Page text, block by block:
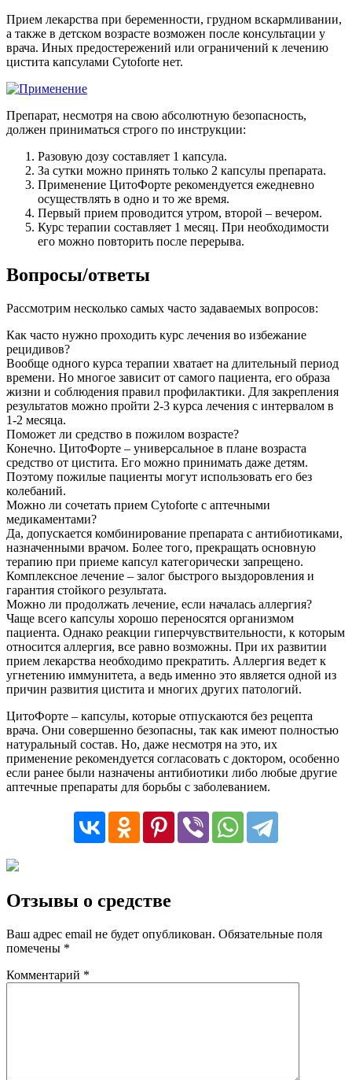
Прием лекарства при беременности, грудном вскармливании,
а также в детском возрасте возможен после консультации у
врача. Иных предостережений или ограничений к лечению
цистита капсулами Сytoforte нет.
Препарат, несмотря на свою абсолютную безопасность,
должен приниматься строго по инструкции:
Разовую дозу составляет 1 капсула.
За сутки можно принять только 2 капсулы препарата.
Применение ЦитоФорте рекомендуется ежедневно
осуществлять в одно и то же время.
Первый прием проводится утром, второй – вечером.
Курс терапии составляет 1 месяц. При необходимости
его можно повторить после перерыва.
Вопросы/ответы
Рассмотрим несколько самых часто задаваемых вопросов:
Как часто нужно проходить курс лечения во избежание
рецидивов?
Вообще одного курса терапии хватает на длительный период
времени. Но многое зависит от самого пациента, его образа
жизни и соблюдения правил профилактики. Для закрепления
результатов можно пройти 2-3 курса лечения с интервалом в
1-2 месяца.
Поможет ли средство в пожилом возрасте?
Конечно. ЦитоФорте – универсальное в плане возраста
средство от цистита. Его можно принимать даже детям.
Поэтому пожилые пациенты могут использовать его без
колебаний.
Можно ли сочетать прием Сytoforte с аптечными
медикаментами?
Да, допускается комбинирование препарата с антибиотиками,
назначенными врачом. Более того, прекращать основную
терапию при приеме капсул категорически запрещено.
Комплексное лечение – залог быстрого выздоровления и
гарантия стойкого результата.
Можно ли продолжать лечение, если началась аллергия?
Чаще всего капсулы хорошо переносятся организмом
пациента. Однако реакции гиперчувствительности, к которым
относится аллергия, все равно возможны. При их развитии
прием лекарства необходимо прекратить. Аллергия ведет к
угнетению иммунитета, а ведь именно это является одной из
причин развития цистита и многих других патологий.
ЦитоФорте – капсулы, которые отпускаются без рецепта
врача. Они совершенно безопасны, так как имеют полностью
натуральный состав. Но, даже несмотря на это, их
применение рекомендуется согласовать с доктором, особенно
если ранее были назначены антибиотики либо любые другие
аптечные препараты для борьбы с заболеванием.
Отзывы о средстве
Ваш адрес email не будет опубликован. Обязательные поля
помечены *
Комментарий *